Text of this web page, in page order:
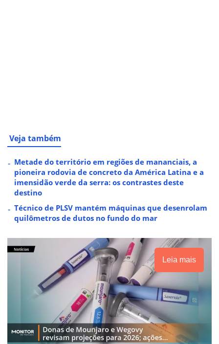
Veja também
Metade do território em regiões de mananciais, a
pioneira rodovia de concreto da América Latina e a
imensidão verde da serra: os contrastes deste
destino
Técnico de PLSV mantém máquinas que desenrolam
quilômetros de dutos no fundo do mar
Leia mais